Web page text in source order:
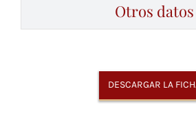
Otros datos
DESCARGAR LA